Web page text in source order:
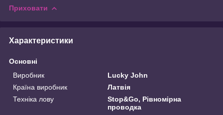
Приховати
Характеристики
Основні
Виробник
Lucky John
Країна виробник
Латвія
Техніка лову
Stop&Go, Рівномірна
проводка